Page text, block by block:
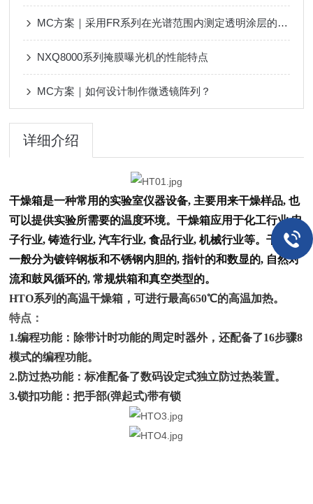
MC方案｜采用FR系列在光谱范围内测定透明涂层的厚度
NXQ8000系列掩膜曝光机的性能特点
MC方案｜如何设计制作微透镜阵列？
详细介绍
干燥箱是一种常用的实验室仪器设备, 主要用来干燥样品, 也
可以提供实验所需要的温度环境。干燥箱应用于化工行业,电
子行业, 铸造行业, 汽车行业, 食品行业, 机械行业等。干燥箱
一般分为镀锌钢板和不锈钢内胆的, 指针的和数显的, 自然对
流和鼓风循环的, 常规烘箱和真空类型的。
HTO系列的高温干燥箱 ，可进行最高650℃的高温加热。
特点：
1.编程功能：除带计时功能的周定时器外，还配备了16步骤8
模式的编程功能。
2.防过热功能：标准配备了数码设定式独立防过热装置。
3.锁扣功能：把手部(弹起式)带有锁